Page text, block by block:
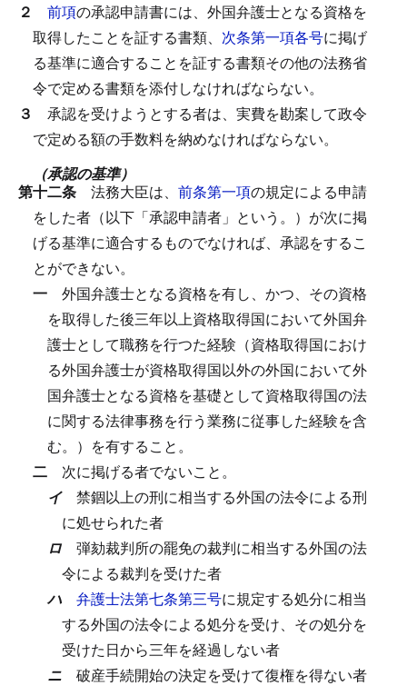
２ 前項の承認申請書には、外国弁護士となる資格を
取得したことを証する書類、 次条第一項各号に掲げ
る基準に適合することを証する書類その他の法務省
令で定める書類を添付しなければならない。
３ 承認を受けようとする者は、実費を勘案して政令
で定める額の手数料を納めなければならない。
（承認の基準）
第十二条 法務大臣は、 前条第一項の規定による申請
をした者（以下「承認申請者」という。）が次に掲
げる基準に適合するものでなければ、承認をするこ
とができない。
一 外国弁護士となる資格を有し、かつ、その資格
を取得した後三年以上資格取得国において外国弁
護士として職務を行つた経験（資格取得国におけ
る外国弁護士が資格取得国以外の外国において外
国弁護士となる資格を基礎として資格取得国の法
に関する法律事務を行う業務に従事した経験を含
む。）を有すること。
二 次に掲げる者でないこと。
イ 禁錮以上の刑に相当する外国の法令による刑
に処せられた者
ロ 弾劾裁判所の罷免の裁判に相当する外国の法
令による裁判を受けた者
ハ 弁護士法第七条第三号に規定する処分に相当
する外国の法令による処分を受け、その処分を
受けた日から三年を経過しない者
ニ 破産手続開始の決定を受けて復権を得ない者